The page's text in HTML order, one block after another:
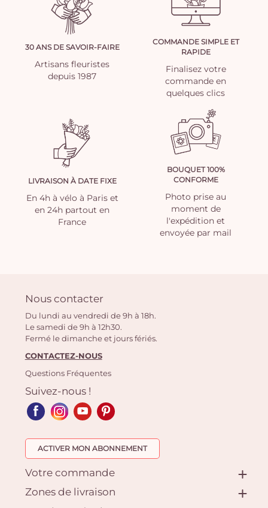
30 ANS DE SAVOIR-FAIRE
Artisans fleuristes
depuis 1987
COMMANDE SIMPLE ET
RAPIDE
Finalisez votre
commande en
quelques clics
LIVRAISON À DATE FIXE
En 4h à vélo à Paris et
en 24h partout en
France
BOUQUET 100%
CONFORME
Photo prise au
moment de
l'expédition et
envoyée par mail
Nous contacter
Du lundi au vendredi de 9h à 18h.
Le samedi de 9h à 12h30.
Fermé le dimanche et jours fériés.
CONTACTEZ-NOUS
Questions Fréquentes
Suivez-nous !
ACTIVER MON ABONNEMENT
Votre commande
Zones de livraison